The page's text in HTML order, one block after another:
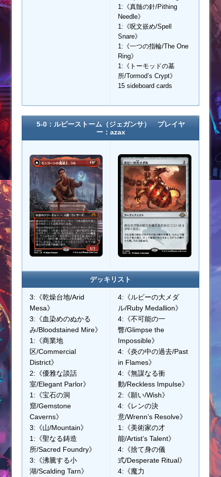
1:《真髄の針/Pithing
Needle》
1:《呪文嵌め/Spell
Snare》
1:《一つの指輪/The One
Ring》
1:《トーモッドの墓
所/Tormod’s Crypt》
15 sideboard cards
5-0：ルビーストーム（ジェガンサ） プレイヤ
ー：azax
デッキリスト
3:《乾燥台地/Arid
Mesa》
3:《血染めのぬかる
み/Bloodstained Mire》
1:《商業地
区/Commercial
District》
2:《優雅な談話
室/Elegant Parlor》
1:《宝石の洞
窟/Gemstone
Caverns》
3:《山/Mountain》
1:《聖なる鋳造
所/Sacred Foundry》
3:《沸騰する小
湖/Scalding Tarn》
4:《ルビーの大メダ
ル/Ruby Medallion》
4:《不可能の一
瞥/Glimpse the
Impossible》
4:《炎の中の過去/Past
in Flames》
4:《無謀なる衝
動/Reckless Impulse》
2:《願い/Wish》
4:《レンの決
意/Wrenn’s Resolve》
1:《美術家の才
能/Artist’s Talent》
4:《捨て身の儀
式/Desperate Ritual》
4:《魔力